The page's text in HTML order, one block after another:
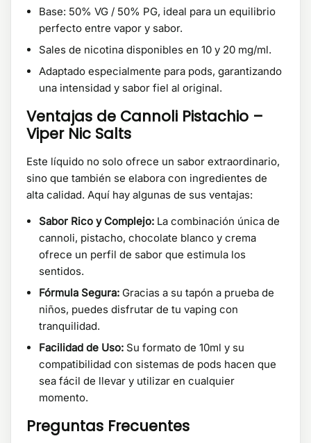
Base: 50% VG / 50% PG, ideal para un equilibrio
perfecto entre vapor y sabor.
Sales de nicotina disponibles en 10 y 20 mg/ml.
Adaptado especialmente para pods, garantizando
una intensidad y sabor fiel al original.
Ventajas de Cannoli Pistachio –
Viper Nic Salts
Este líquido no solo ofrece un sabor extraordinario,
sino que también se elabora con ingredientes de
alta calidad. Aquí hay algunas de sus ventajas:
Sabor Rico y Complejo: La combinación única de
cannoli, pistacho, chocolate blanco y crema
ofrece un perfil de sabor que estimula los
sentidos.
Fórmula Segura: Gracias a su tapón a prueba de
niños, puedes disfrutar de tu vaping con
tranquilidad.
Facilidad de Uso: Su formato de 10ml y su
compatibilidad con sistemas de pods hacen que
sea fácil de llevar y utilizar en cualquier
momento.
Preguntas Frecuentes